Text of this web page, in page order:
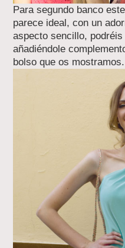
Para segundo banco
parece ideal, con un
aspecto sencillo,
añadiéndole
bolso que os mostramos.